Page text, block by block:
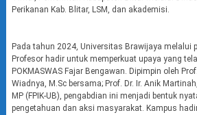
Perikanan Kab. Blitar, LSM, dan akademisi.
Pada tahun 2024, Universitas Brawijaya melalui
Profesor hadir untuk memperkuat upaya yang
POKMASWAS Fajar Bengawan. Dipimpin oleh
Wiadnya, M.Sc bersama; Prof. Dr. Ir. Anik
MP (FPIK-UB), pengabdian ini menjadi bentuk
pengetahuan dan aksi masyarakat. Kampus